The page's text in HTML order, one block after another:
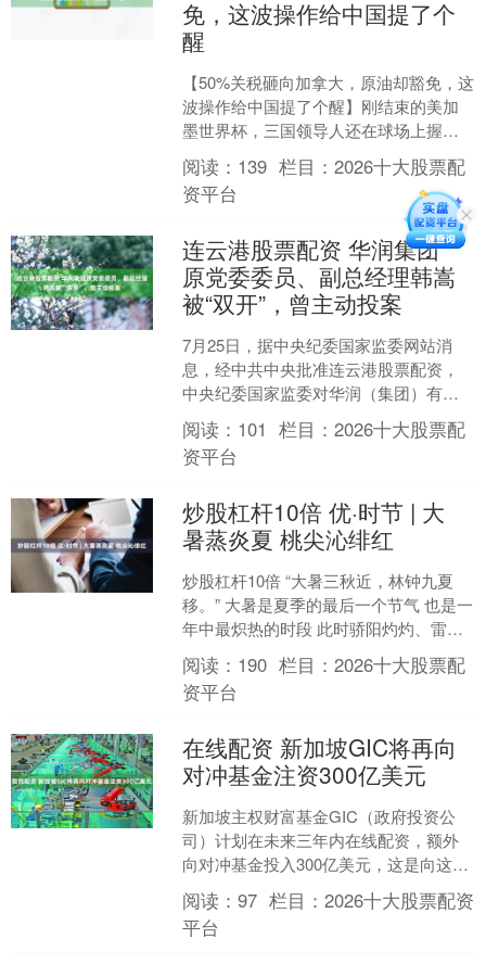
免，这波操作给中国提了个
醒
【50%关税砸向加拿大，原油却豁免，这
波操作给中国提了个醒】刚结束的美加
墨世界杯，三国领导人还在球场上握手
言和，其乐融融。结果呢？转过天来，
特朗普就对加拿大掀了....
阅读： 139 栏目：2026十大股票配
资平台
连云港股票配资 华润集团
原党委委员、副总经理韩嵩
被“双开”，曾主动投案
7月25日，据中央纪委国家监委网站消
息，经中共中央批准连云港股票配资，
中央纪委国家监委对华润（集团）有限
公司原党委委员、副总经理韩嵩严重违
纪违法问题进行了立案审....
阅读： 101 栏目：2026十大股票配
资平台
炒股杠杆10倍 优·时节 | 大
暑蒸炎夏 桃尖沁绯红
炒股杠杆10倍 “大暑三秋近，林钟九夏
移。” 大暑是夏季的最后一个节气 也是一
年中最炽热的时段 此时骄阳灼灼、雷雨
时骤 万物在湿热交蒸中奋力生长 大暑 大
暑正值....
阅读： 190 栏目：2026十大股票配
资平台
在线配资 新加坡GIC将再向
对冲基金注资300亿美元
新加坡主权财富基金GIC（政府投资公
司）计划在未来三年内在线配资，额外
向对冲基金投入300亿美元，这是向这个
本就繁荣的行业注入的最大规模资金之
一。 集团首席投资....
阅读：97 栏目：2026十大股票配资
平台